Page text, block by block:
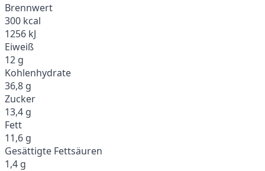
Brennwert
300 kcal
1256 kJ
Eiweiß
12 g
Kohlenhydrate
36,8 g
Zucker
13,4 g
Fett
11,6 g
Gesättigte Fettsäuren
1,4 g